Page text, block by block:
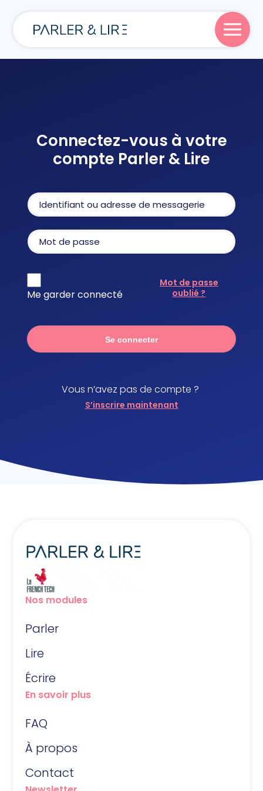
Écrire
Blog
À propos
Connectez-vous à votre
compte Parler & Lire
Me garder connecté
Mot de passe
oublié ?
Se connecter
Vous n’avez pas de compte ?
S’inscrire maintenant
Nos modules
Parler
Lire
Écrire
En savoir plus
FAQ
À propos
Contact